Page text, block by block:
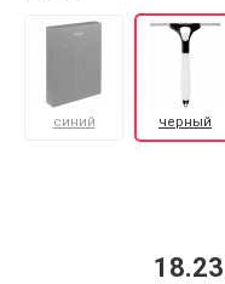
синий черный